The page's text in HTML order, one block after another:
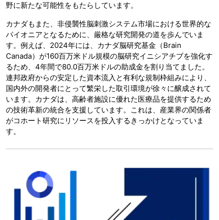
野に新たな可能性をもたらしています。
カナダもまた、非侵襲性脳刺激システム市場における世界的な
パイオニアとなるために、厳格な研究開発の道を歩んでいま
す。例えば、2024年には、カナダ脳研究基金（Brain
Canada）が160百万米ドル規模の脳研究イニシアチブを強化す
るため、4年間で80.0百万米ドルの助成金を割り当てました。
連邦政府からの安定した資本流入と有利な規制枠組みにより、
国内外の開発者にとって繁栄した取引環境が徐々に醸成されて
います。カナダは、高齢者施設に優れた医療品を提供するため
の技術革新の統合を支援しています。これは、産業界の関係者
がコホート研究にリソースを投入するきっかけとなっていま
す。